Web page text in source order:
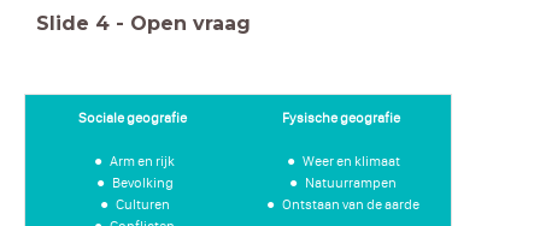
Slide 4 - Open vraag
Sociale geografie
Arm en rijk
Bevolking
Culturen
Fysische geografie
Weer en klimaat
Natuurrampen
Ontstaan van de aarde